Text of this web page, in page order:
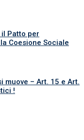
Patto per
Coesione Sociale
muove – Art. 15 e Art.
!